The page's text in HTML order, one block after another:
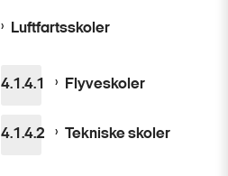
Luftfartsskoler
Flyveskoler
Tekniske skoler